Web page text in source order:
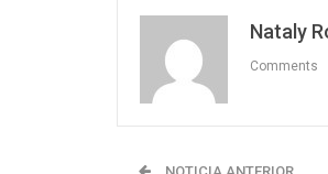
Nataly
Comments
NOTICIA ANTERIOR